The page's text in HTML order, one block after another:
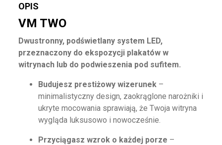
OPIS
VM TWO
Dwustronny, podświetlany system LED,
przeznaczony do ekspozycji plakatów w
witrynach lub do podwieszenia pod sufitem.
Budujesz prestiżowy wizerunek –
minimalistyczny design, zaokrąglone narożniki i
ukryte mocowania sprawiają, że Twoja witryna
wygląda luksusowo i nowocześnie.
Przyciągasz wzrok o każdej porze –